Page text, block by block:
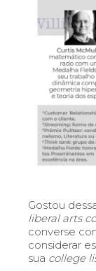
Gostou
liberal arts
converse
considerar
sua college